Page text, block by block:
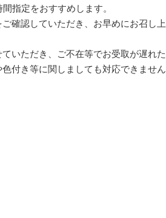
指定をおすすめします。
確認していただき、お早めにお召し上
いただき、ご不在等でお受取が遅れた
付き等に関しましても対応できません